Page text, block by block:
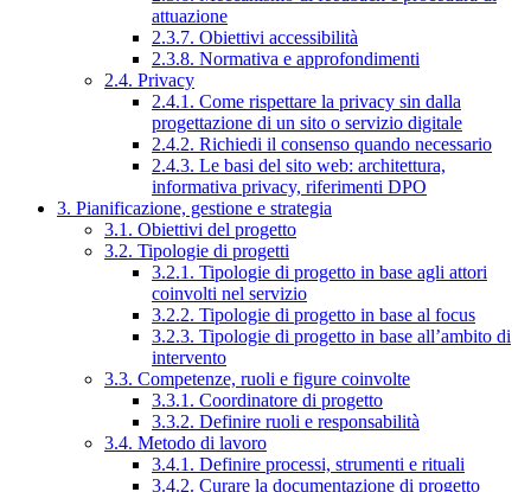
attuazione
2.3.7. Obiettivi accessibilità
2.3.8. Normativa e approfondimenti
2.4. Privacy
2.4.1. Come rispettare la privacy sin dalla
progettazione di un sito o servizio digitale
2.4.2. Richiedi il consenso quando necessario
2.4.3. Le basi del sito web: architettura,
informativa privacy, riferimenti DPO
3. Pianificazione, gestione e strategia
3.1. Obiettivi del progetto
3.2. Tipologie di progetti
3.2.1. Tipologie di progetto in base agli attori
coinvolti nel servizio
3.2.2. Tipologie di progetto in base al focus
3.2.3. Tipologie di progetto in base all’ambito di
intervento
3.3. Competenze, ruoli e figure coinvolte
3.3.1. Coordinatore di progetto
3.3.2. Definire ruoli e responsabilità
3.4. Metodo di lavoro
3.4.1. Definire processi, strumenti e rituali
3.4.2. Curare la documentazione di progetto